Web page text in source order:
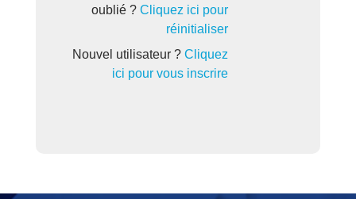
oublié ?Cliquez ici pour
réinitialiser
Nouvel utilisateur ?Cliquez
ici pour vous inscrire